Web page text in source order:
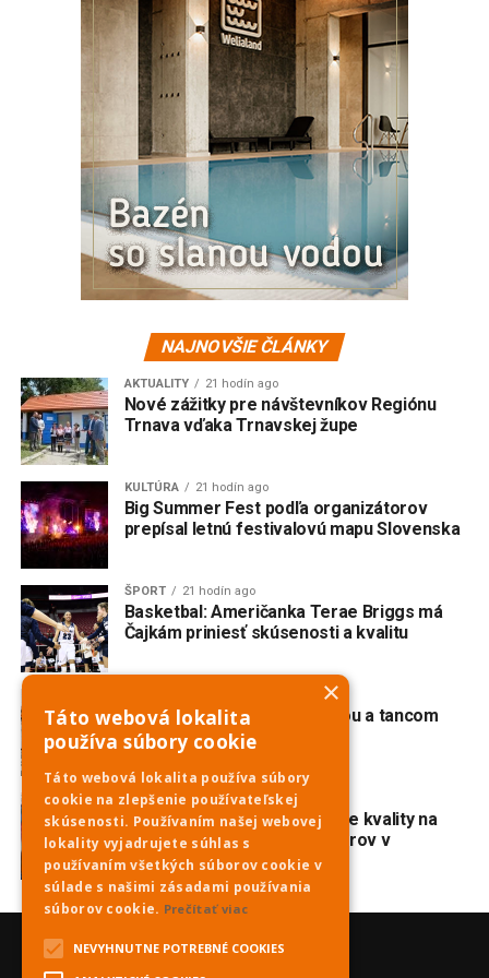
NAJNOVŠIE ČLÁNKY
AKTUALITY 21 hodín ago
Nové zážitky pre návštevníkov Regiónu
Trnava vďaka Trnavskej župe
KULTÚRA 21 hodín ago
Big Summer Fest podľa organizátorov
prepísal letnú festivalovú mapu Slovenska
ŠPORT 21 hodín ago
Basketbal: Američanka Terae Briggs má
Čajkám priniesť skúsenosti a kvalitu
Červeník žije spevom, hudbou a tancom
ŠPORT 2 dni ago
Karolina Valko potvrdila svoje kvality na
majstrovstvách Európy juniorov v
diaľkovom plávaní
×
Táto webová lokalita
používa súbory cookie
Táto webová lokalita používa súbory
cookie na zlepšenie používateľskej
skúsenosti. Používaním našej webovej
lokality vyjadrujete súhlas s
používaním všetkých súborov cookie v
súlade s našimi zásadami používania
súborov cookie. Prečítať viac
NEVYHNUTNE POTREBNÉ COOKIES